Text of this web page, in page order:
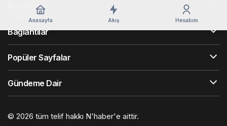
Anasayfa Akış Hesabım
Kurumsal
Bağlantılar
Popüler Sayfalar
Gündeme Dair
© 2026 tüm telif hakkı N'haber'e aittir.